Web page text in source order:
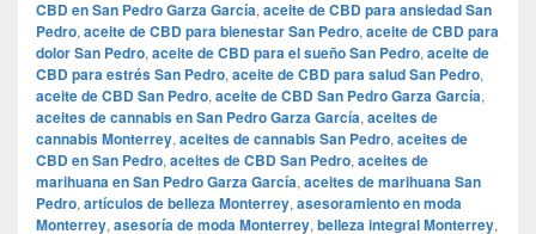
CBD en San Pedro Garza García, aceite de CBD para ansiedad San
Pedro, aceite de CBD para bienestar San Pedro, aceite de CBD para
dolor San Pedro, aceite de CBD para el sueño San Pedro, aceite de
CBD para estrés San Pedro, aceite de CBD para salud San Pedro,
aceite de CBD San Pedro, aceite de CBD San Pedro Garza García,
aceites de cannabis en San Pedro Garza García, aceites de
cannabis Monterrey, aceites de cannabis San Pedro, aceites de
CBD en San Pedro, aceites de CBD San Pedro, aceites de
marihuana en San Pedro Garza García, aceites de marihuana San
Pedro, artículos de belleza Monterrey, asesoramiento en moda
Monterrey, asesoría de moda Monterrey, belleza integral Monterrey,